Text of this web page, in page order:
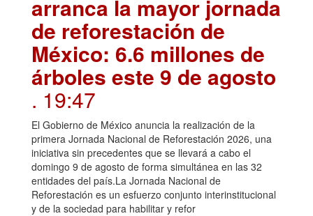
arranca la mayor jornada
de reforestación de
México: 6.6 millones de
árboles este 9 de agosto
. 19:47
El Gobierno de México anuncia la realización de la
primera Jornada Nacional de Reforestación 2026, una
iniciativa sin precedentes que se llevará a cabo el
domingo 9 de agosto de forma simultánea en las 32
entidades del país.La Jornada Nacional de
Reforestación es un esfuerzo conjunto interinstitucional
y de la sociedad para habilitar y refor